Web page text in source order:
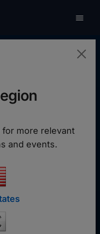
탐색하

있습니다
완전한 독립성을 누리
해 모든 원격 연결이 설
기록과 같은 모든 데이
유지됩니다.
기
more relevant
and events.